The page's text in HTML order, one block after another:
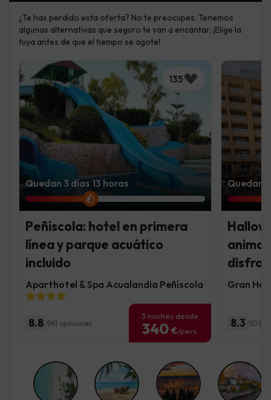
¿Te has perdido esta oferta? No te preocupes. Tenemos
algunas alternativas que seguro te van a encantar. ¡Elige la
tuya antes de que el tiempo se agote!
135
Quedan 3 días 13 horas
Peñíscola: hotel en primera
línea y parque acuático
incluido
Aparthotel & Spa Acualandia Peñíscola
8.8 961 opiniones
3 noches desde
340 €/pers.
Quedan
Gran
8.3 5095